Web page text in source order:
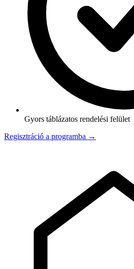
Gyors táblázatos rendelési felület
Regisztráció a programba →